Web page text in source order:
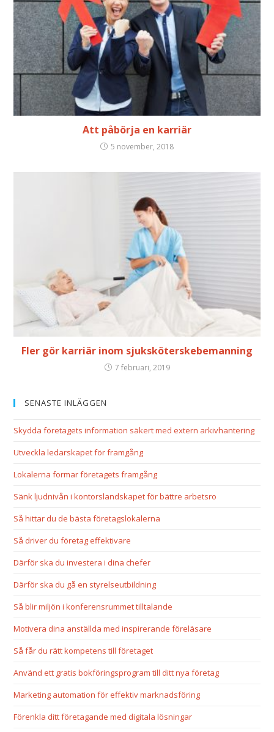
Att påbörja en karriär
5 november, 2018
Fler gör karriär inom sjuksköterskebemanning
7 februari, 2019
SENASTE INLÄGGEN
Skydda företagets information säkert med extern arkivhantering
Utveckla ledarskapet för framgång
Lokalerna formar företagets framgång
Sänk ljudnivån i kontorslandskapet för bättre arbetsro
Så hittar du de bästa företagslokalerna
Så driver du företag effektivare
Därför ska du investera i dina chefer
Därför ska du gå en styrelseutbildning
Så blir miljön i konferensrummet tilltalande
Motivera dina anställda med inspirerande föreläsare
Så får du rätt kompetens till företaget
Använd ett gratis bokföringsprogram till ditt nya företag
Marketing automation för effektiv marknadsföring
Förenkla ditt företagande med digitala lösningar